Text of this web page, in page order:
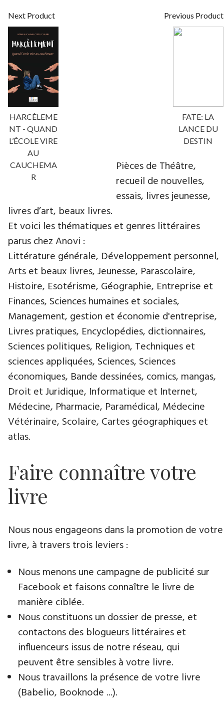
Next Product
HARCÈLEME
NT - QUAND
L’ÉCOLE VIRE
AU
CAUCHEMA
R
Previous Product
FATE: LA
LANCE DU
DESTIN
Pièces de Théâtre,
recueil de nouvelles,
essais, livres jeunesse,
livres d’art, beaux livres.
Et voici les thématiques et genres littéraires
parus chez Anovi :
Littérature générale, Développement personnel,
Arts et beaux livres, Jeunesse, Parascolaire,
Histoire, Esotérisme, Géographie, Entreprise et
Finances, Sciences humaines et sociales,
Management, gestion et économie d'entreprise,
Livres pratiques, Encyclopédies, dictionnaires,
Sciences politiques, Religion, Techniques et
sciences appliquées, Sciences, Sciences
économiques, Bande dessinées, comics, mangas,
Droit et Juridique, Informatique et Internet,
Médecine, Pharmacie, Paramédical, Médecine
Vétérinaire, Scolaire, Cartes géographiques et
atlas.
Faire connaître votre
livre
Nous nous engageons dans la promotion de votre
livre​, à travers trois leviers :
Nous menons une campagne de publicité sur
Facebook et faisons connaître le livre de
manière ciblée.
Nous constituons un dossier de presse, et
contactons des blogueurs littéraires et
influenceurs issus de notre réseau, qui
peuvent être sensibles à votre livre.
Nous travaillons la présence de votre livre
(Babelio, Booknode ...).